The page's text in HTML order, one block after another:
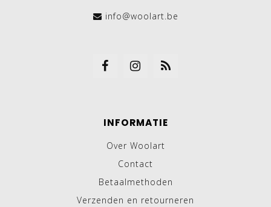
info@woolart.be
INFORMATIE
Over Woolart
Contact
Betaalmethoden
Verzenden en retourneren